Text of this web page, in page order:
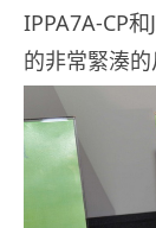
IPPA7A-CP
的非常緊湊